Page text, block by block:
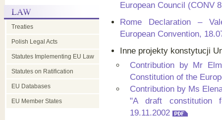
Treaties
Polish Legal Acts
Statutes Implementing EU Law
Statutes on Ratification
EU Databases
EU Member States
European Council (CONV
Rome Declaration –
European Convention,
Inne projekty konstytucji
Contribution by Mr
Constitution of the
Contribution by Ms
"A draft constitution
19.11.2002